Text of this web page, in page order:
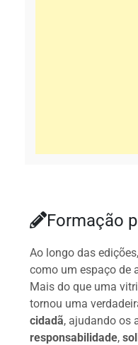
Formação
Ao longo das
como um espaço de
Mais do que uma
tornou uma
cidadã, ajudando os
responsabilidade,